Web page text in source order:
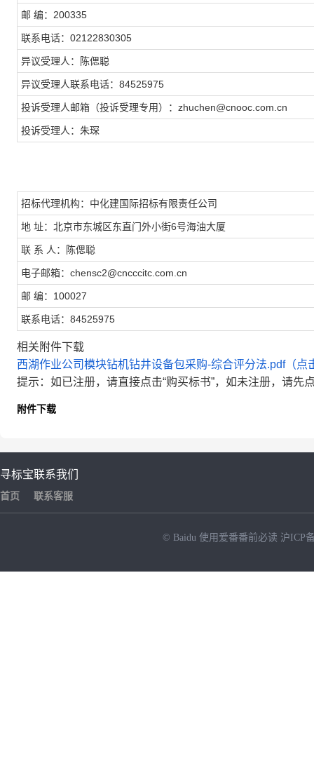
邮 编：200335
联系电话：02122830305
异议受理人：陈偲聪
异议受理人联系电话：84525975
投诉受理人邮箱（投诉受理专用）：zhuchen@cnooc.com.cn
投诉受理人：朱琛
招标代理机构：中化建国际招标有限责任公司
地 址：北京市东城区东直门外小街6号海油大厦
联 系 人：陈偲聪
电子邮箱：chensc2@cncccitc.com.cn
邮 编：100027
联系电话：84525975
相关附件下载
西湖作业公司模块钻机钻井设备包采购-综合评分法.pdf（点
提示：如已注册，请直接点击“购买标书”，如未注册，请先
附件下载
寻标宝
首页
联系我们
联系客服
© Baidu 使用爱番番前必读 沪ICP